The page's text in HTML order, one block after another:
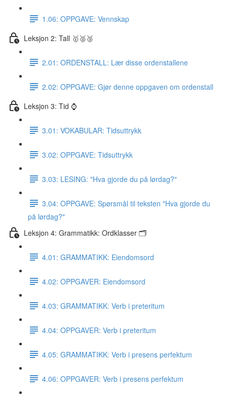
1.06: OPPGAVE: Vennskap
Leksjon 2: Tall 🥇🥈🥉
2.01: ORDENSTALL: Lær disse ordenstallene
2.02: OPPGAVE: Gjør denne oppgaven om ordenstall
Leksjon 3: Tid ⌚️
3.01: VOKABULAR: Tidsuttrykk
3.02: OPPGAVE: Tidsuttrykk
3.03: LESING: "Hva gjorde du på lørdag?"
3.04: OPPGAVE: Spørsmål til teksten "Hva gjorde du
på lørdag?"
Leksjon 4: Grammatikk: Ordklasser 🗂
4.01: GRAMMATIKK: Eiendomsord
4.02: OPPGAVER: Eiendomsord
4.03: GRAMMATIKK: Verb i preteritum
4.04: OPPGAVER: Verb i preteritum
4.05: GRAMMATIKK: Verb i presens perfektum
4.06: OPPGAVER: Verb i presens perfektum